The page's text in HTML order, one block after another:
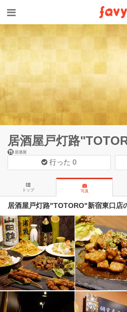
居酒屋戸灯路
居酒屋
行った0
トップ 写真
居酒屋戸灯路"TOTORO"新宿東口店